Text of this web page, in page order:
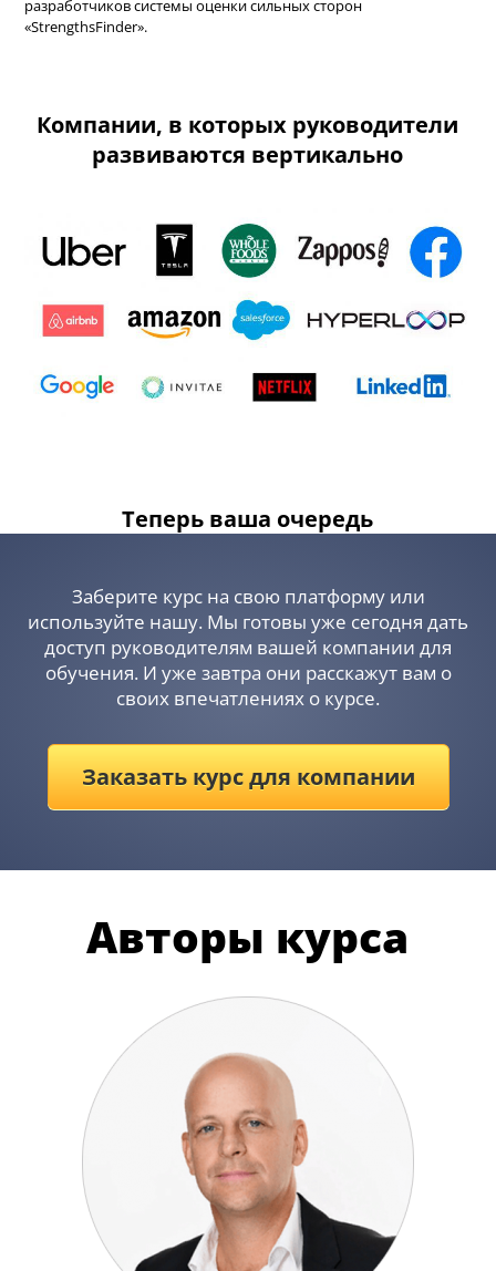
разработчиков системы оценки сильных сторон
«StrengthsFinder».
Компании, в которых руководители
развиваются вертикально
Теперь ваша очередь
Заберите курс на свою платформу или
используйте нашу. Мы готовы уже сегодня дать
доступ руководителям вашей компании для
обучения. И уже завтра они расскажут вам о
своих впечатлениях о курсе.
Заказать курс для компании
Авторы курса